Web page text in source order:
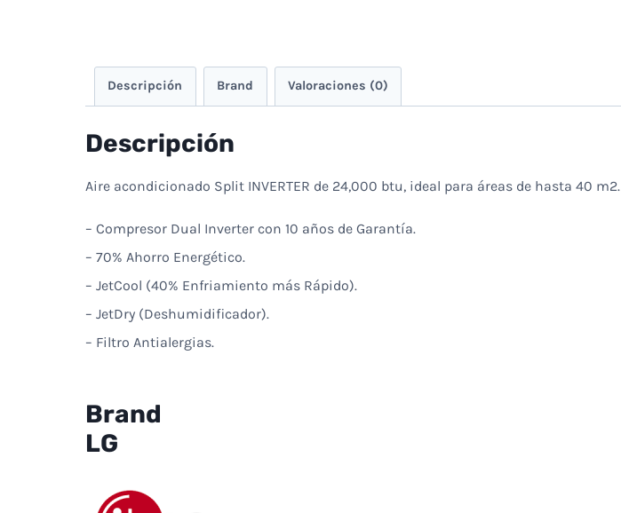
Descripción Brand Valoraciones (0)
Descripción
Aire acondicionado Split INVERTER de 24,000 btu, ideal para áreas de hasta 40 m2.
– Compresor Dual Inverter con 10 años de Garantía.
– 70% Ahorro Energético.
– JetCool (40% Enfriamiento más Rápido).
– JetDry (Deshumidificador).
– Filtro Antialergias.
Brand
LG